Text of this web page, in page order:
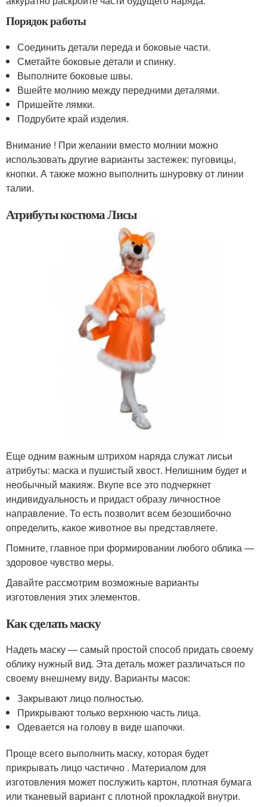
Порядок работы
Соединить детали переда и боковые части.
Сметайте боковые детали и спинку.
Выполните боковые швы.
Вшейте молнию между передними деталями.
Пришейте лямки.
Подрубите край изделия.
Внимание ! При желании вместо молнии можно
использовать другие варианты застежек: пуговицы,
кнопки. А также можно выполнить шнуровку от линии
талии.
Атрибуты костюма Лисы
Еще одним важным штрихом наряда служат лисьи
атрибуты: маска и пушистый хвост. Нелишним будет и
необычный макияж. Вкупе все это подчеркнет
индивидуальность и придаст образу личностное
направление. То есть позволит всем безошибочно
определить, какое животное вы представляете.
Помните, главное при формировании любого облика —
здоровое чувство меры.
Давайте рассмотрим возможные варианты
изготовления этих элементов.
Как сделать маску
Надеть маску — самый простой способ придать своему
облику нужный вид. Эта деталь может различаться по
своему внешнему виду. Варианты масок:
Закрывают лицо полностью.
Прикрывают только верхнюю часть лица.
Одевается на голову в виде шапочки.
Проще всего выполнить маску, которая будет
прикрывать лицо частично . Материалом для
изготовления может послужить картон, плотная бумага
или тканевый вариант с плотной прокладкой внутри.